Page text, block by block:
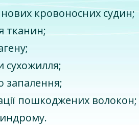
кровоносних судин;
тканин;
сухожилля;
запалення;
пошкоджених волокон;